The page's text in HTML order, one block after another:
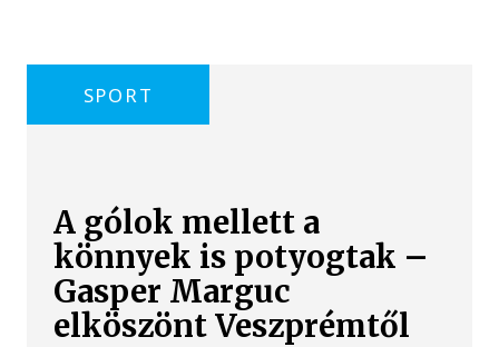
SPORT
A gólok mellett a
könnyek is potyogtak –
Gasper Marguc
elköszönt Veszprémtől